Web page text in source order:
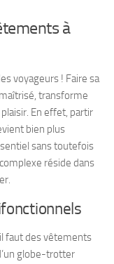
à
voyageurs ! Faire sa
transforme
En effet, partir
bien plus
sans toutefois
réside dans
faut des vêtements
globe-trotter